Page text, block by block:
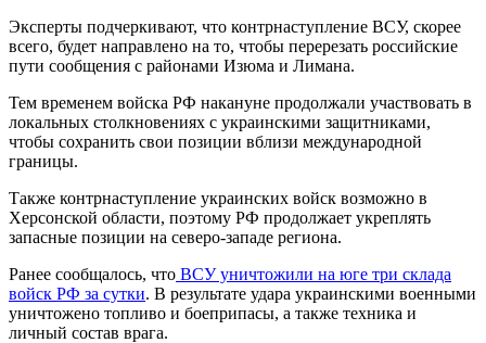
Эксперты подчеркивают, что контрнаступление ВСУ, скорее
всего, будет направлено на то, чтобы перерезать российские
пути сообщения с районами Изюма и Лимана.
Тем временем войска РФ накануне продолжали участвовать в
локальных столкновениях с украинскими защитниками,
чтобы сохранить свои позиции вблизи международной
границы.
Также контрнаступление украинских войск возможно в
Херсонской области, поэтому РФ продолжает укреплять
запасные позиции на северо-западе региона.
Ранее сообщалось, что ВСУ уничтожили на юге три склада
войск РФ за сутки. В результате удара украинскими военными
уничтожено топливо и боеприпасы, а также техника и
личный состав врага.